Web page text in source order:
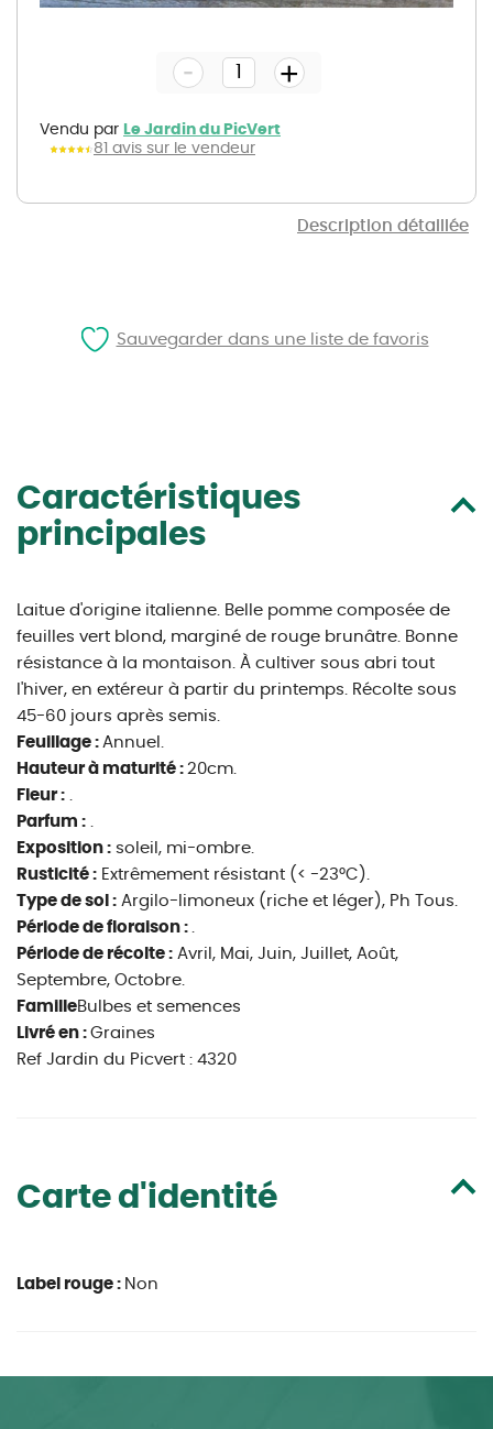
Description détaillée
gallery
Vendu par Le Jardin du PicVert
81 avis sur le vendeur
- +
Caractéristiques
principales
Laitue d'origine italienne. Belle pomme composée de
feuilles vert blond, marginé de rouge brunâtre. Bonne
résistance à la montaison. À cultiver sous abri tout
l'hiver, en extéreur à partir du printemps. Récolte sous
45-60 jours après semis.
Feuillage : Annuel.
Hauteur à maturité : 20cm.
Fleur : .
Parfum : .
Exposition : soleil, mi-ombre.
Rusticité : Extrêmement résistant (< -23°C).
Type de sol : Argilo-limoneux (riche et léger), Ph Tous.
Période de floraison : .
Période de récolte : Avril, Mai, Juin, Juillet, Août,
Septembre, Octobre.
FamilleBulbes et semences
Livré en : Graines
Ref Jardin du Picvert : 4320
Carte d'identité
Label rouge : Non
Sauvegarder dans une liste de favoris